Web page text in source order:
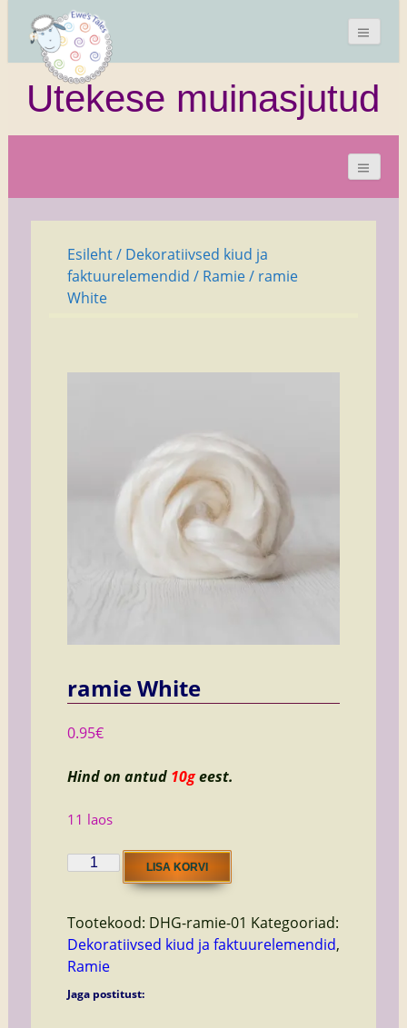
Utekese muinasjutud
Esileht/ Dekoratiivsed kiud ja
faktuurelemendid / Ramie/ ramie
White
ramie White
0.95€
Hind on antud 10geest.
11 laos
ramie
LISA KORVI
Tootekood: DHG-ramie-01 Kategooriad:
Dekoratiivsed kiud ja faktuurelemendid,
Ramie
Jaga postitust: